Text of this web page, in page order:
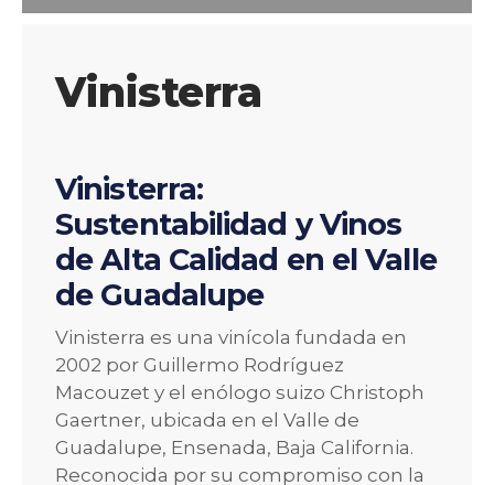
Vinisterra
Vinisterra:
Sustentabilidad y Vinos
de Alta Calidad en el Valle
de Guadalupe
Vinisterra es una vinícola fundada en
2002 por Guillermo Rodríguez
Macouzet y el enólogo suizo Christoph
Gaertner, ubicada en el Valle de
Guadalupe, Ensenada, Baja California.
Reconocida por su compromiso con la